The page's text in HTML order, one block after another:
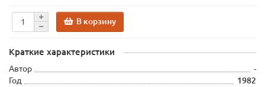
В корзину
Краткие характеристики
Автор
-
Год
1982